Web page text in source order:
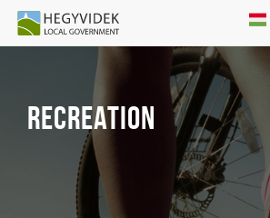
Keyboard
shortcuts
Log
in:
RECREATION